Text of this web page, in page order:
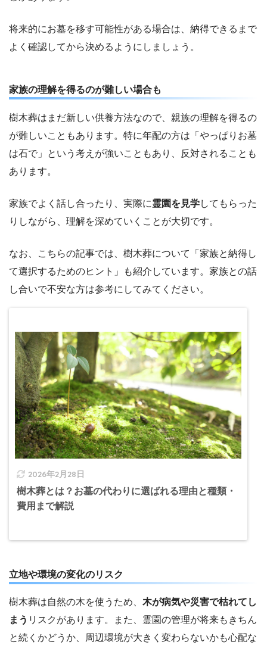
将来的にお墓を移す可能性がある場合は、納得できるまで
よく確認してから決めるようにしましょう。
家族の理解を得るのが難しい場合も
樹木葬はまだ新しい供養方法なので、親族の理解を得るの
が難しいこともあります。特に年配の方は「やっぱりお墓
は石で」という考えが強いこともあり、反対されることも
あります。
家族でよく話し合ったり、実際に霊園を見学してもらった
りしながら、理解を深めていくことが大切です。
なお、こちらの記事では、樹木葬について「家族と納得し
て選択するためのヒント」も紹介しています。家族との話
し合いで不安な方は参考にしてみてください。
2026年2月28日
樹木葬とは？お墓の代わりに選ばれる理由と種類・
費用まで解説
立地や環境の変化のリスク
樹木葬は自然の木を使うため、 木が病気や災害で枯れてし
まう リスクがあります。また、霊園の管理が将来もきちん
と続くかどうか、周辺環境が大きく変わらないかも心配な